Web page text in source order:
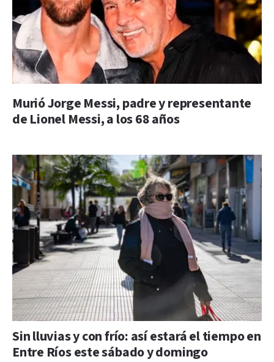
Murió Jorge Messi, padre y representante
de Lionel Messi, a los 68 años
Sin lluvias y con frío: así estará el tiempo en
Entre Ríos este sábado y domingo